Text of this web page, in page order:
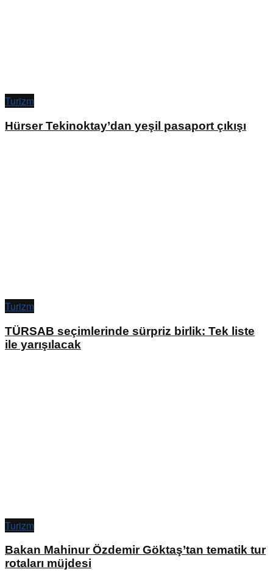
Turizm
Hürser Tekinoktay’dan yeşil pasaport çıkışı
Turizm
TÜRSAB seçimlerinde sürpriz birlik: Tek liste
ile yarışılacak
Turizm
Bakan Mahinur Özdemir Göktaş’tan tematik tur
rotaları müjdesi